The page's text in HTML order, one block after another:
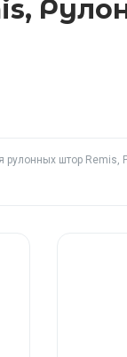
рулонных штор Remis,